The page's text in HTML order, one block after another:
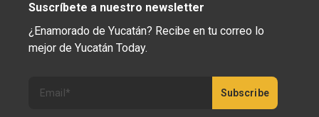
Suscríbete a nuestro newsletter
¿Enamorado de Yucatán? Recibe en tu correo lo
mejor de Yucatán Today.